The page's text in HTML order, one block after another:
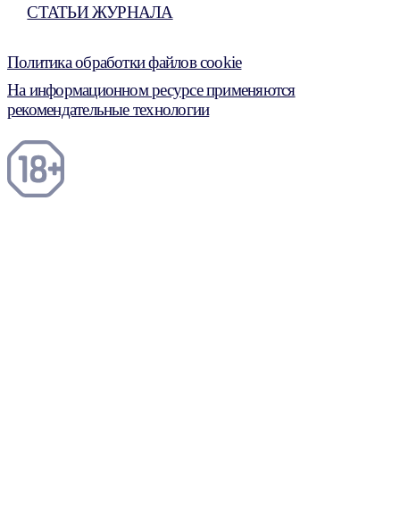
СТАТЬИ ЖУРНАЛА
Политика обработки файлов cookie
На информационном ресурсе применяются
рекомендательные технологии